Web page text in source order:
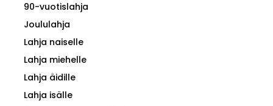
90-vuotislahja
Joululahja
Lahja naiselle
Lahja miehelle
Lahja äidille
Lahja isälle